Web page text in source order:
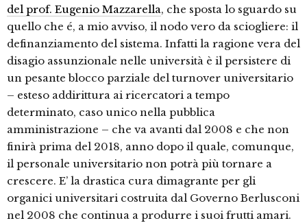
del prof. Eugenio Mazzarella, che sposta lo sguardo su
quello che é, a mio avviso, il nodo vero da sciogliere: il
definanziamento del sistema. Infatti la ragione vera del
disagio assunzionale nelle università è il persistere di
un pesante blocco parziale del turnover universitario
– esteso addirittura ai ricercatori a tempo
determinato, caso unico nella pubblica
amministrazione – che va avanti dal 2008 e che non
finirà prima del 2018, anno dopo il quale, comunque,
il personale universitario non potrà più tornare a
crescere. E’ la drastica cura dimagrante per gli
organici universitari costruita dal Governo Berlusconi
nel 2008 che continua a produrre i suoi frutti amari.